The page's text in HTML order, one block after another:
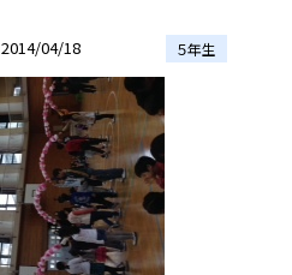
2014/04/18 ５年生